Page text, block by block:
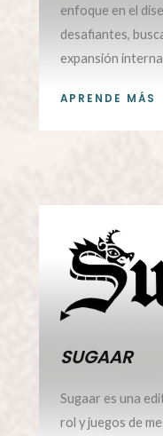
enfoque en el
desafiantes,
expansión
APRENDE MÁS
SUGAAR
Sugaar es una
rol y juegos de